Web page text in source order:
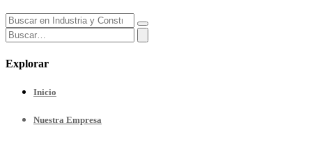
Explorar
Inicio
Nuestra Empresa